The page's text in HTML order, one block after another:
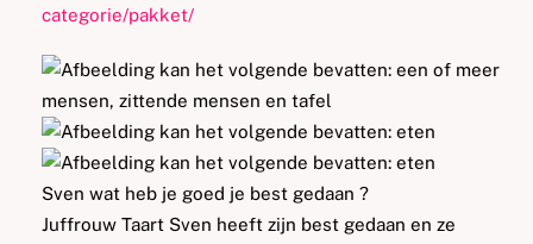
categorie/pakket/
Sven wat heb je goed je best gedaan?
Juffrouw Taart Sven heeft zijn best gedaan en ze